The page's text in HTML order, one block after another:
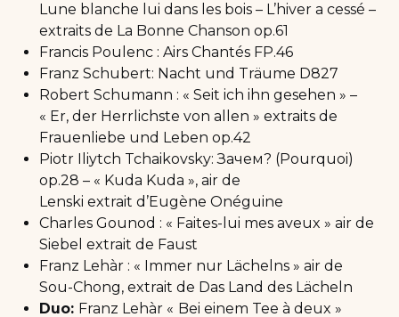
Lune blanche lui dans les bois – L’hiver a cessé –
extraits de La Bonne Chanson op.61
Francis Poulenc : Airs Chantés FP.46
Franz Schubert: Nacht und Träume D827
Robert Schumann : « Seit ich ihn gesehen » –
« Er, der Herrlichste von allen » extraits de
Frauenliebe und Leben op.42
Piotr Iliytch Tchaikovsky: Зачем? (Pourquoi)
op.28 – « Kuda Kuda », air de
Lenski extrait d’Eugène Onéguine
Charles Gounod : « Faites-lui mes aveux » air de
Siebel extrait de Faust
Franz Lehàr : « Immer nur Lächelns » air de
Sou-Chong, extrait de Das Land des Lächeln
Duo: Franz Lehàr « Bei einem Tee à deux »